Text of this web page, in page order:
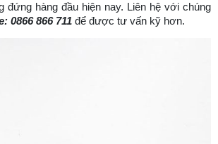
đứng hàng đầu hiện nay. Liên hệ với chúng
0866 866 711 để được tư vấn kỹ hơn.